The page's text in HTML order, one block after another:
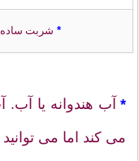
* شربت ساده
* آب هندوانه یا آب.
می کند اما می